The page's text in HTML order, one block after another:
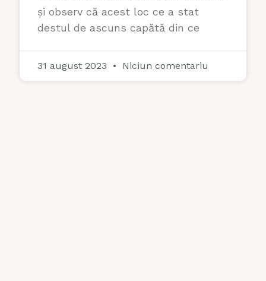
și observ că acest loc ce a stat
destul de ascuns capătă din ce
31 august 2023 Niciun comentariu